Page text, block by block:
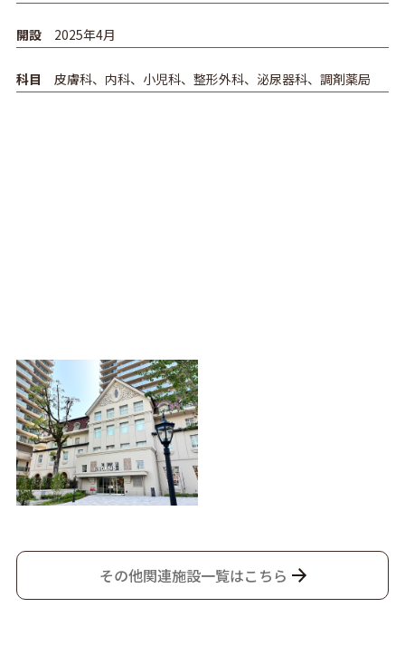
開設 2025年4月
科目 皮膚科、内科、小児科、整形外科、泌尿器科、調剤薬局
その他関連施設一覧はこちら